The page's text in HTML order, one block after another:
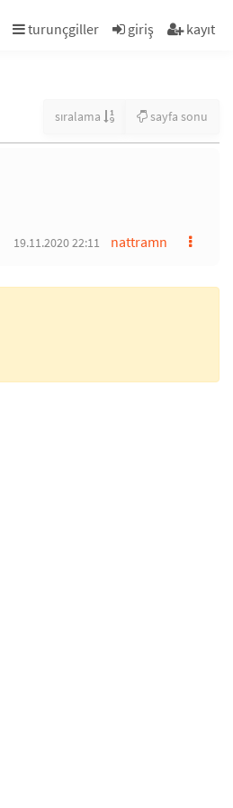
turunçgiller giriş kayıt
sıralama sayfa sonu
nattramn
19.11.2020 22:11